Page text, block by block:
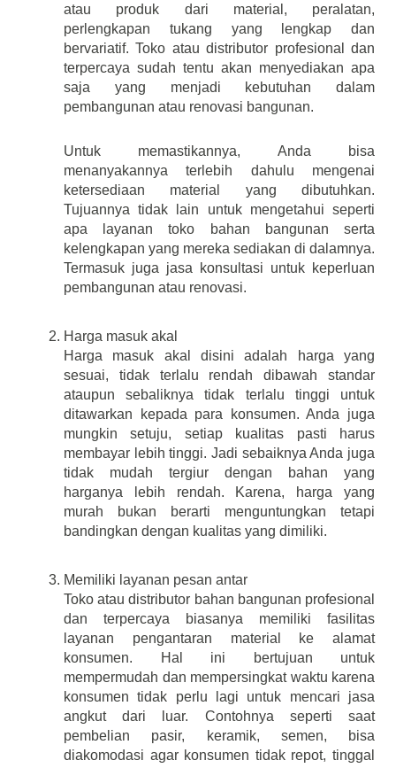
atau produk dari material, peralatan,
perlengkapan tukang yang lengkap dan
bervariatif. Toko atau distributor profesional dan
terpercaya sudah tentu akan menyediakan apa
saja yang menjadi kebutuhan dalam
pembangunan atau renovasi bangunan.
Untuk memastikannya, Anda bisa
menanyakannya terlebih dahulu mengenai
ketersediaan material yang dibutuhkan.
Tujuannya tidak lain untuk mengetahui seperti
apa layanan toko bahan bangunan serta
kelengkapan yang mereka sediakan di dalamnya.
Termasuk juga jasa konsultasi untuk keperluan
pembangunan atau renovasi.
Harga masuk akal
Harga masuk akal disini adalah harga yang
sesuai, tidak terlalu rendah dibawah standar
ataupun sebaliknya tidak terlalu tinggi untuk
ditawarkan kepada para konsumen. Anda juga
mungkin setuju, setiap kualitas pasti harus
membayar lebih tinggi. Jadi sebaiknya Anda juga
tidak mudah tergiur dengan bahan yang
harganya lebih rendah. Karena, harga yang
murah bukan berarti menguntungkan tetapi
bandingkan dengan kualitas yang dimiliki.
Memiliki layanan pesan antar
Toko atau distributor bahan bangunan profesional
dan terpercaya biasanya memiliki fasilitas
layanan pengantaran material ke alamat
konsumen. Hal ini bertujuan untuk
mempermudah dan mempersingkat waktu karena
konsumen tidak perlu lagi untuk mencari jasa
angkut dari luar. Contohnya seperti saat
pembelian pasir, keramik, semen, bisa
diakomodasi agar konsumen tidak repot, tinggal